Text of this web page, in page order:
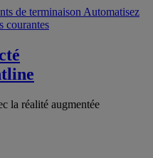
de terminaison Automatisez
courantes
la réalité augmentée